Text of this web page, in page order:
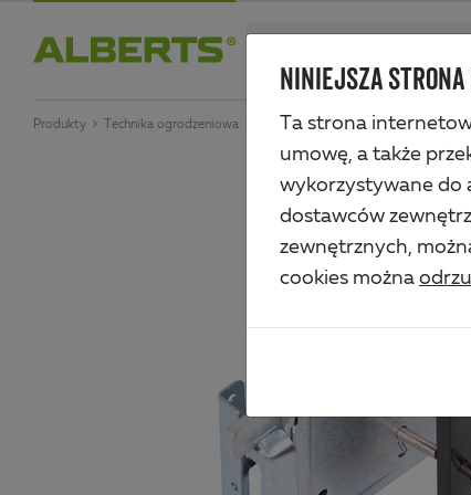
NINIEJSZA
Ta strona
umowę, a także
wykorzystywane do
dostawców
zewnętrznych,
cookies można
content
Produkty Technika ogrodzeniowa Okucia do bram drewnianych